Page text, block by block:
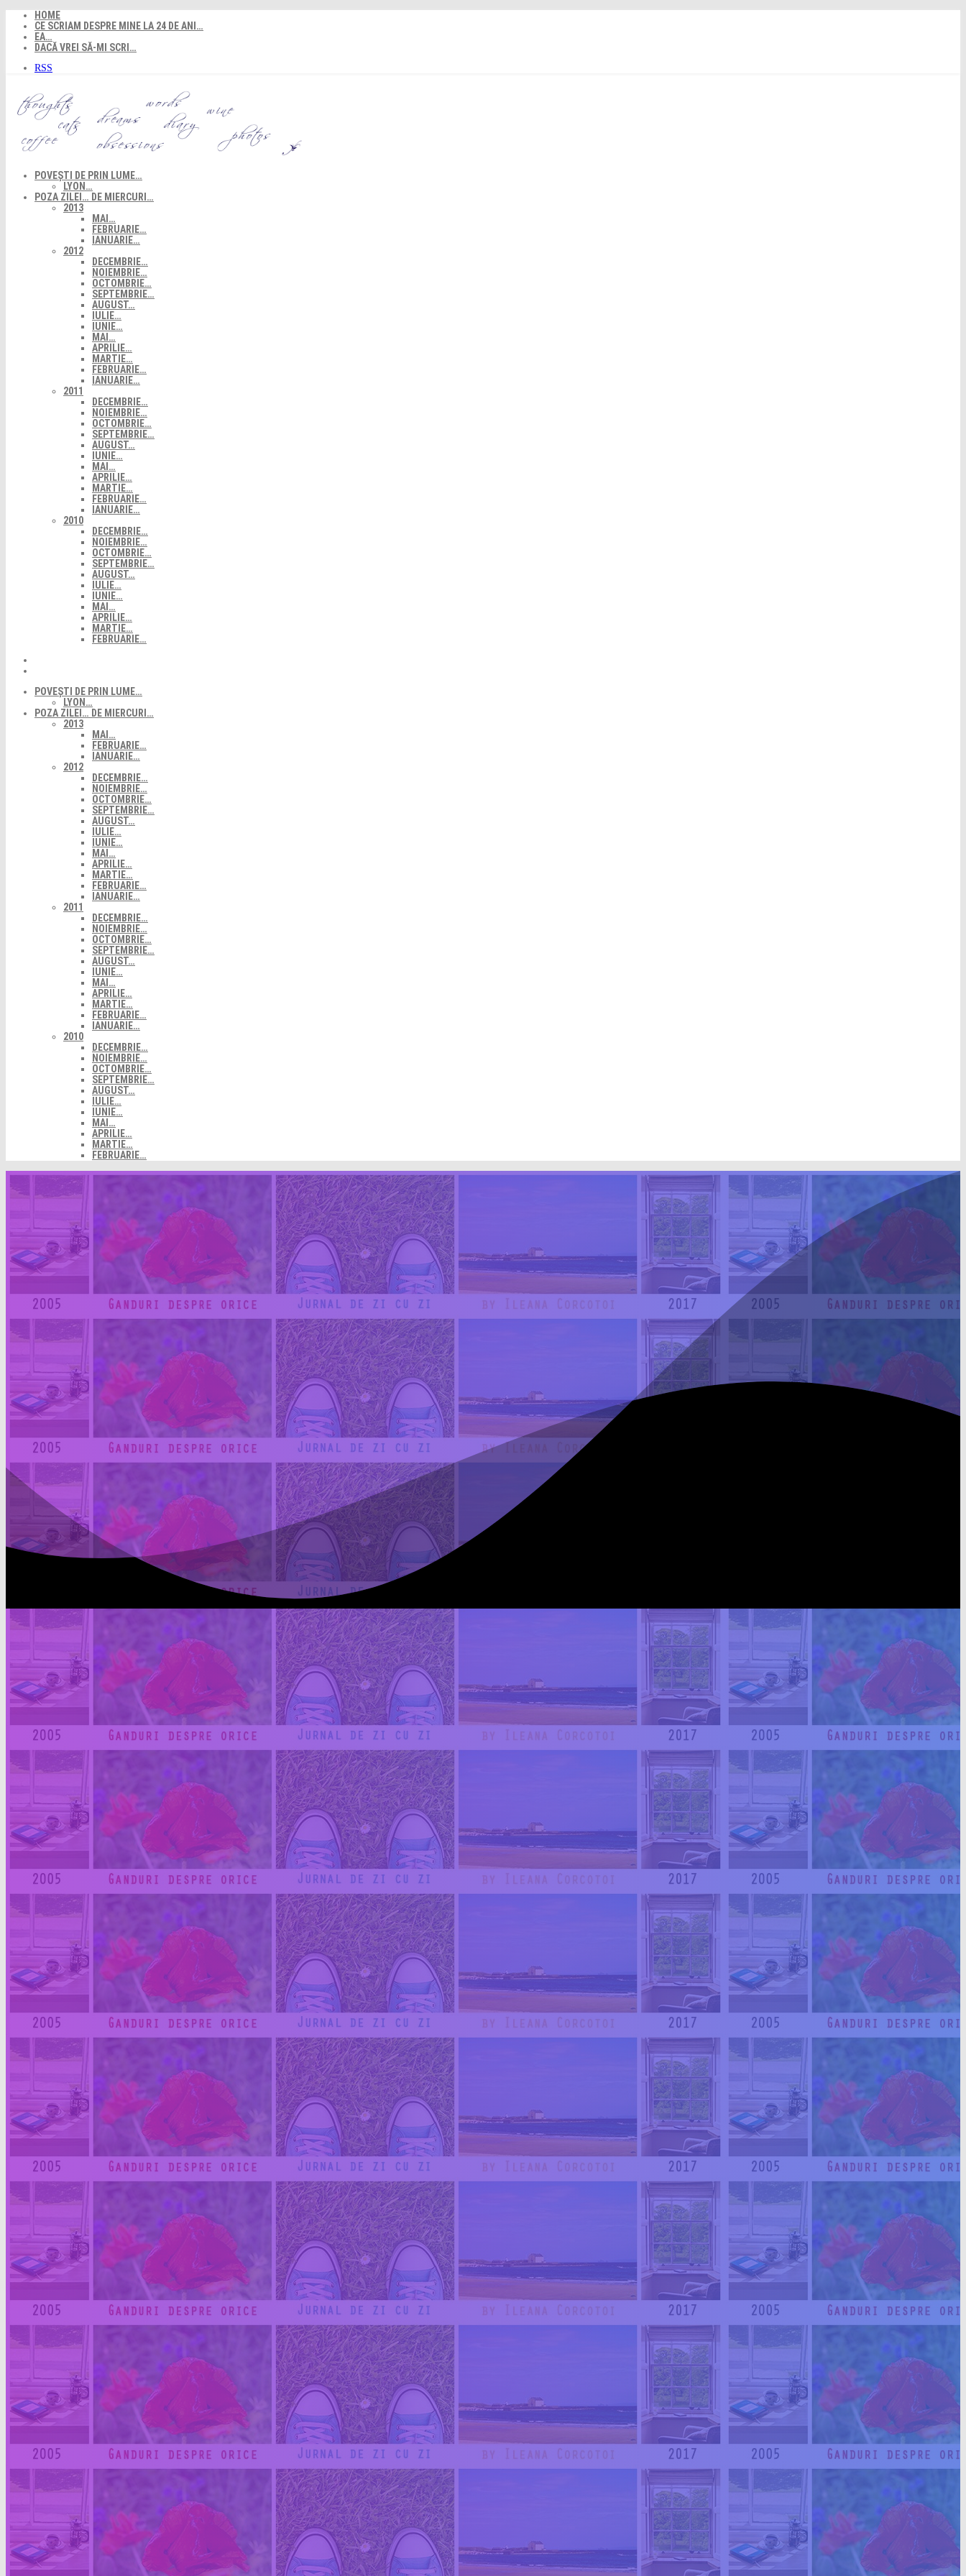
content
HOME
CE SCRIAM DESPRE MINE LA 24 DE ANI…
EA…
DACĂ VREI SĂ-MI SCRI…
RSS
POVEȘTI DE PRIN LUME…
LYON…
POZA ZILEI… DE MIERCURI…
2013
MAI…
FEBRUARIE…
IANUARIE…
2012
DECEMBRIE…
NOIEMBRIE…
OCTOMBRIE…
SEPTEMBRIE…
AUGUST…
IULIE…
IUNIE…
MAI…
APRILIE…
MARTIE…
FEBRUARIE…
IANUARIE…
2011
DECEMBRIE…
NOIEMBRIE…
OCTOMBRIE…
SEPTEMBRIE…
AUGUST…
IUNIE…
MAI…
APRILIE…
MARTIE…
FEBRUARIE…
IANUARIE…
2010
DECEMBRIE…
NOIEMBRIE…
OCTOMBRIE…
SEPTEMBRIE…
AUGUST…
IULIE…
IUNIE…
MAI…
APRILIE…
MARTIE…
FEBRUARIE…
POVEȘTI DE PRIN LUME…
LYON…
POZA ZILEI… DE MIERCURI…
2013
MAI…
FEBRUARIE…
IANUARIE…
2012
DECEMBRIE…
NOIEMBRIE…
OCTOMBRIE…
SEPTEMBRIE…
AUGUST…
IULIE…
IUNIE…
MAI…
APRILIE…
MARTIE…
FEBRUARIE…
IANUARIE…
2011
DECEMBRIE…
NOIEMBRIE…
OCTOMBRIE…
SEPTEMBRIE…
AUGUST…
IUNIE…
MAI…
APRILIE…
MARTIE…
FEBRUARIE…
IANUARIE…
2010
DECEMBRIE…
NOIEMBRIE…
OCTOMBRIE…
SEPTEMBRIE…
AUGUST…
IULIE…
IUNIE…
MAI…
APRILIE…
MARTIE…
FEBRUARIE…